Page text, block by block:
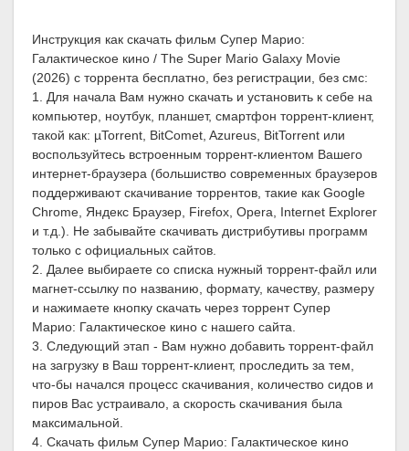
Инструкция как скачать фильм Супер Марио:
Галактическое кино / The Super Mario Galaxy Movie
(2026) с торрента бесплатно, без регистрации, без смс:
1. Для начала Вам нужно скачать и установить к себе на
компьютер, ноутбук, планшет, смартфон торрент-клиент,
такой как: µTorrent, BitComet, Azureus, BitTorrent или
воспользуйтесь встроенным торрент-клиентом Вашего
интернет-браузера (большиство современных браузеров
поддерживают скачивание торрентов, такие как Google
Chrome, Яндекс Браузер, Firefox, Opera, Internet Explorer
и т.д.). Не забывайте скачивать дистрибутивы программ
только с официальных сайтов.
2. Далее выбираете со списка нужный торрент-файл или
магнет-ссылку по названию, формату, качеству, размеру
и нажимаете кнопку скачать через торрент Супер
Марио: Галактическое кино с нашего сайта.
3. Следующий этап - Вам нужно добавить торрент-файл
на загрузку в Ваш торрент-клиент, проследить за тем,
что-бы начался процесс скачивания, количество сидов и
пиров Вас устраивало, а скорость скачивания была
максимальной.
4. Скачать фильм Супер Марио: Галактическое кино